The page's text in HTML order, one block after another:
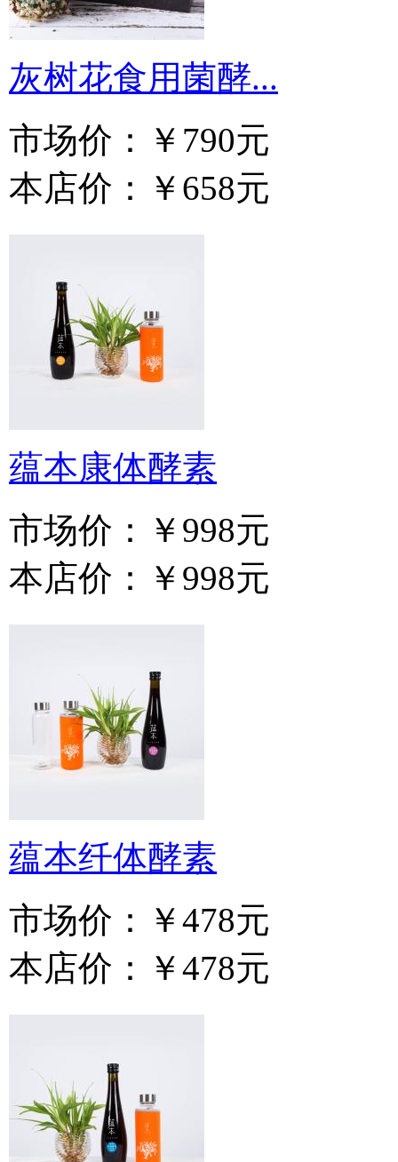
灰树花食用菌酵...
市场价：
￥790元
本店价：
￥658元
蕴本康体酵素
市场价：
￥998元
本店价：
￥998元
蕴本纤体酵素
市场价：
￥478元
本店价：
￥478元